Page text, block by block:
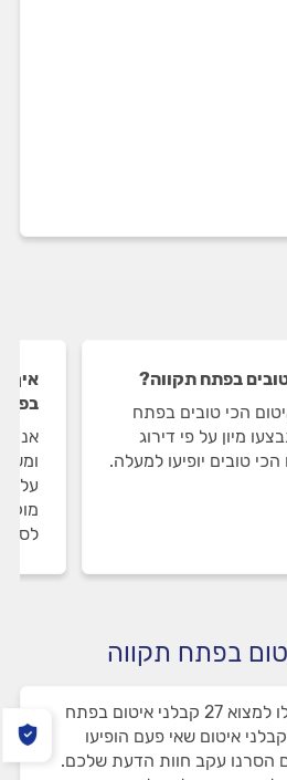
בפתח תקווה?
הכי טובים בפתח
מיון על פי דירוג
טובים יופיעו למעלה.
איך
על
בפתח תקווה
באתר המקצוענים תוכלו למצוא 27 קבלני איטום בפתח
תקווה. זאת מתוך 185 קבלני איטום שאי פעם הופיעו
הסרנו עקב חוות הדעת שלכם.